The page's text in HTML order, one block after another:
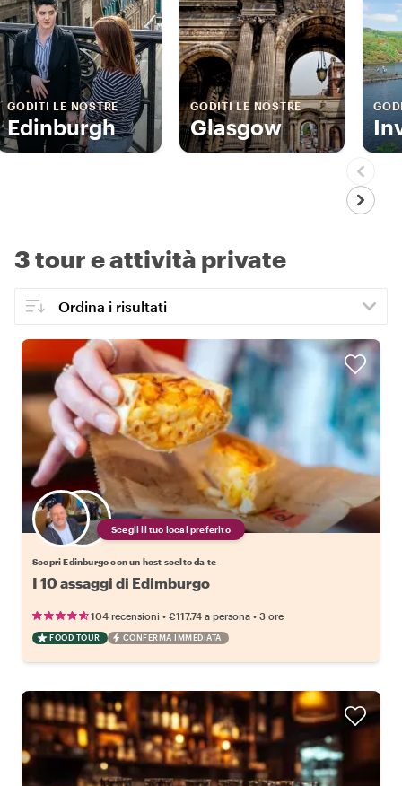
GODITI LE NOSTRE
Edinburgh
GODITI LE NOSTRE
Glasgow
3 tour e attività private
Scegli il tuo local preferito
Scopri Edinburgo con un host scelto da te
I 10 assaggi di Edimburgo
104 recensioni • €117.74 a persona • 3 ore
FOOD TOUR CONFERMA IMMEDIATA